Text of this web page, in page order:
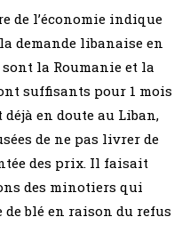
de l’économie indique
demande libanaise en
la Roumanie et la
suffisants pour 1 mois
en doute au Liban,
de ne pas livrer de
des prix. Il faisait
des minotiers qui
blé en raison du refus